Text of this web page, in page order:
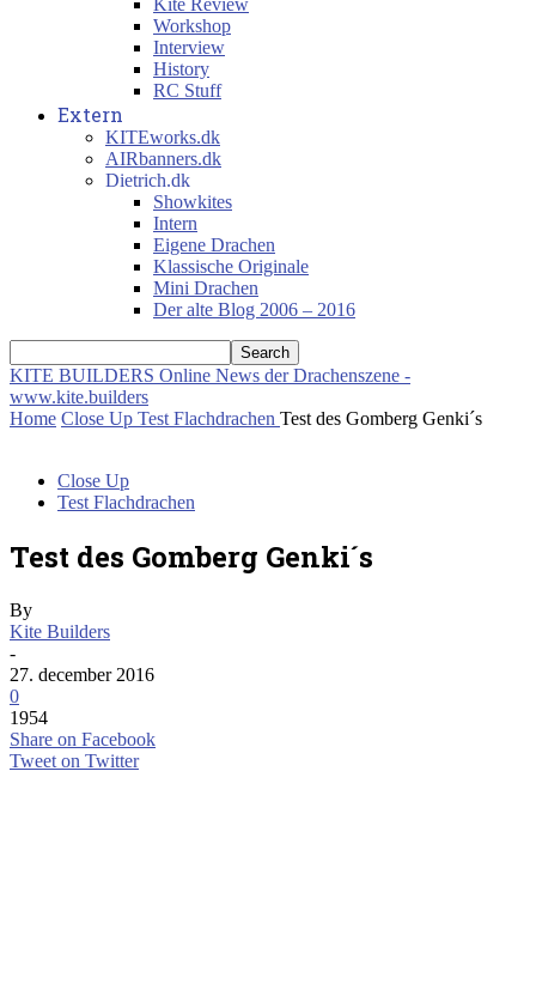
Kite Review
Workshop
Interview
History
RC Stuff
Extern
KITEworks.dk
AIRbanners.dk
Dietrich.dk
Showkites
Intern
Eigene Drachen
Klassische Originale
Mini Drachen
Der alte Blog 2006 – 2016
KITE BUILDERS Online News der Drachenszene -
www.kite.builders
Home Close Up Test Flachdrachen Test des Gomberg Genki´s
Close Up
Test Flachdrachen
Test des Gomberg Genki´s
By
Kite Builders
-
27. december 2016
0
1954
Share on Facebook
Tweet on Twitter